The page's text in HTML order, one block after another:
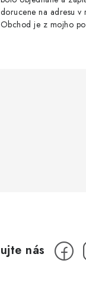
dorucene na adresu v
Obchod je z mojho